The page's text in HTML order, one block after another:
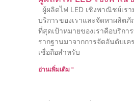
ผู้ผลิตไฟ LED เชิงพาณิชย์เร
บริการของเราและจัดหาผลิ
ที่สุดเป้าหมายของเราคือบริกา
รากฐานมาจากการจัดอันดับเ
เชื่อถือสําหรับ
อ่านเพิ่มเติม "